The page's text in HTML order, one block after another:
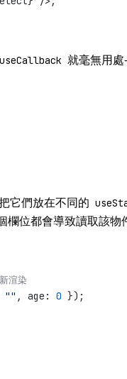
useCallback 就毫無用
它們放在不同的
欄位都會導致讀取該物
渲染
"" , age: 0 });